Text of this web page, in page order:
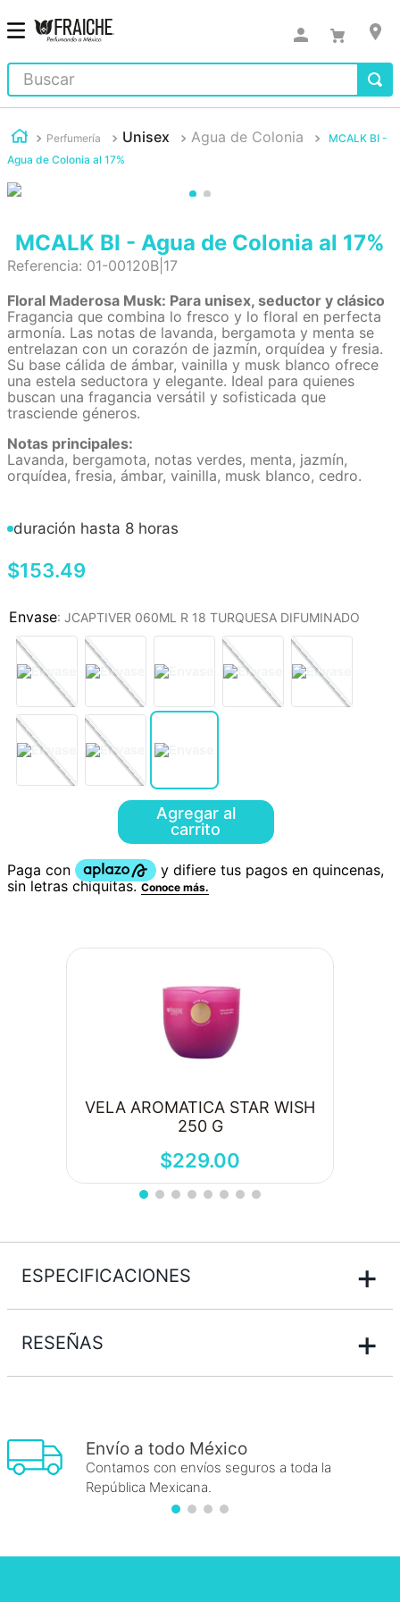
Buscar
Perfumería Unisex Agua de Colonia
MCALK BI -
Agua de Colonia al 17%
MCALK BI - Agua de Colonia al 17%
Referencia: 01-00120B|17
Floral Maderosa Musk: Para unisex, seductor y clásico
Fragancia que combina lo fresco y lo floral en perfecta
armonía. Las notas de lavanda, bergamota y menta se
entrelazan con un corazón de jazmín, orquídea y fresia.
Su base cálida de ámbar, vainilla y musk blanco ofrece
una estela seductora y elegante. Ideal para quienes
buscan una fragancia versátil y sofisticada que
trasciende géneros.
Notas principales:
Lavanda, bergamota, notas verdes, menta, jazmín,
orquídea, fresia, ámbar, vainilla, musk blanco, cedro.
duración hasta 8 horas
$153.49
: JCAPTIVER 060ML R 18 TURQUESA DIFUMINADO
Agregar al
carrito
VELA AROMATICA STAR WISH
250 G
$229.00
ESPECIFICACIONES +
RESEÑAS +
Envío a todo México
Contamos con envíos seguros a toda la
República Mexicana.